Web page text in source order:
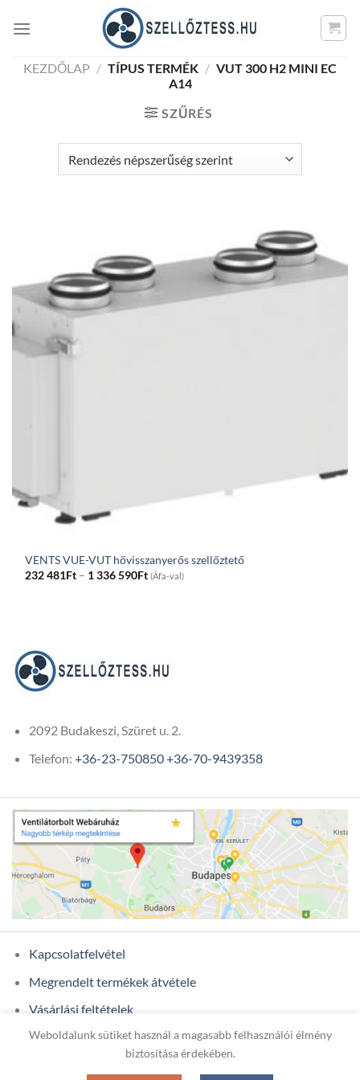
KEZDŐLAP / TÍPUS TERMÉK / VUT 300 H2 MINI EC
A14
SZŰRÉS
VENTS VUE-VUT hővisszanyerős szellőztető
232 481Ft – 1 336 590FtPrice
range:
(Áfa-val)
2092 Budakeszi, Szüret u. 2.
Telefon: +36-23-750850+36-70-9439358
Kapcsolatfelvétel
Megrendelt termékek átvétele
Vásárlási feltételek
Ügyfél adatok
Weboldalunk sütiket használ a magasabb felhasználói élmény
biztosítása érdekében.